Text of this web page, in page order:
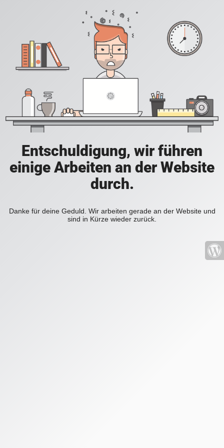
Entschuldigung, wir führen
einige Arbeiten an der Website
durch.
Danke für deine Geduld. Wir arbeiten gerade an der Website und
sind in Kürze wieder zurück.